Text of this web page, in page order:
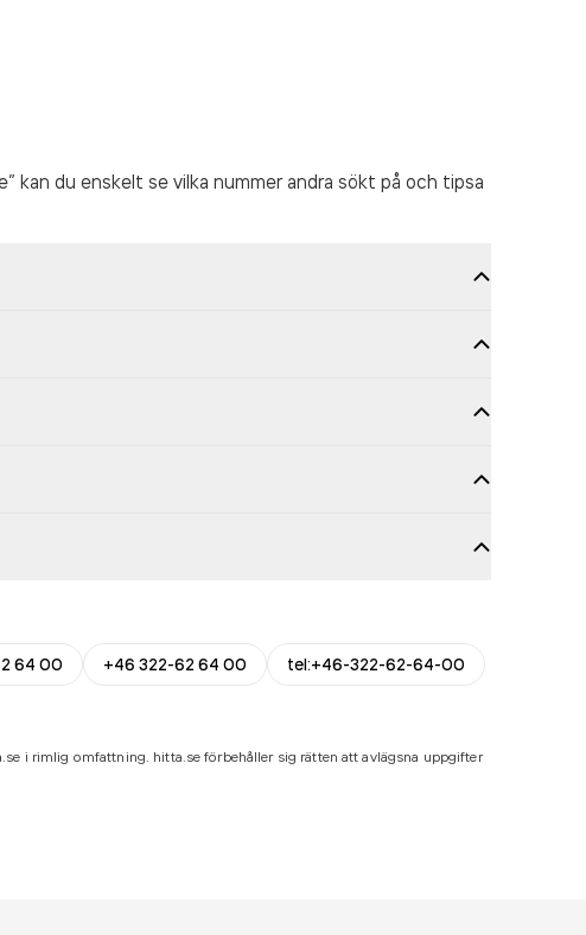
kan du enskelt se vilka nummer andra sökt på och tipsa
64 00 +46 322-62 64 00
tel:+46-322-62-64-00
i rimlig omfattning. hitta.se förbehåller sig rätten att avlägsna uppgifter